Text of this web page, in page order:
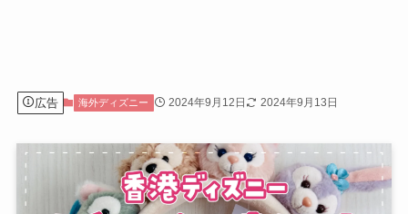
広告 海外ディズニー 2024年9月12日 2024年9月13日